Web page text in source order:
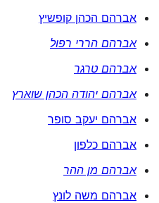
אברהם הכהן קופשיץ
אברהם הררי רפול
אברהם טרגר
אברהם יהודה הכהן שוארץ
אברהם יעקב סופר
אברהם כלפון
אברהם מן ההר
אברהם משה לונץ